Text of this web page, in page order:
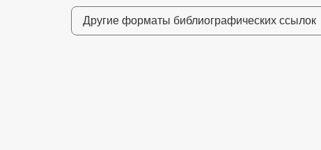
Другие форматы библиографических ссылок